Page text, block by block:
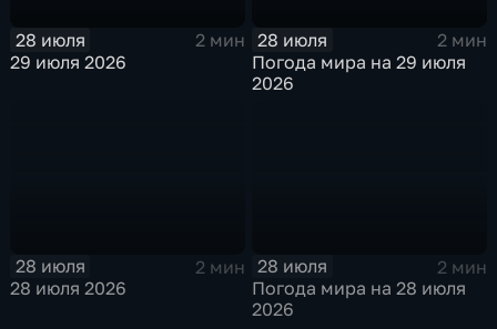
28 июля
2 мин
29 июля 2026
28 июля
2 мин
Погода мира на 29 июля
2026
28 июля
2 мин
28 июля 2026
28 июля
2 мин
Погода мира на 28 июля
2026